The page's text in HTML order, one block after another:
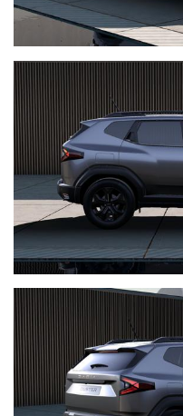
Elementi decorativi sulle
Decorazione del
Decorazione intorno alla
Rivestimento tessile:
Sistema di frenata
emergenza AFU
Sistema di frenata di
ciclisti (AEBS)
Sistema di avviso di
Sistema di controllo
Assistenza alla partenza
Hill Descent Control (HDC)
Funzione di chiamata di
Airbag conducente/
Airbag laterali e airbag
a tendina Cinture di